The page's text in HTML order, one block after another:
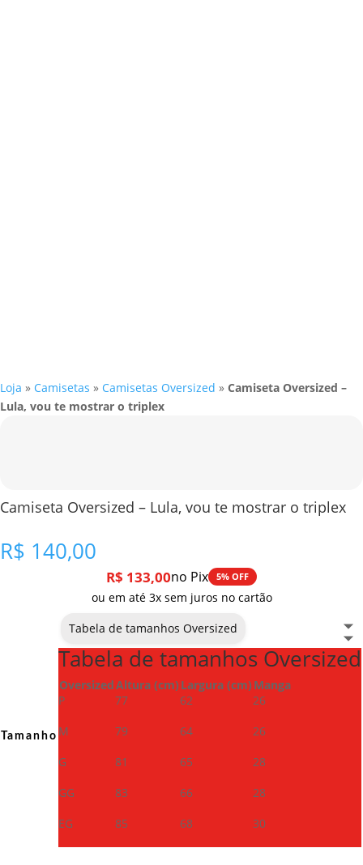
Loja » Camisetas » Camisetas Oversized » Camiseta Oversized –
Lula, vou te mostrar o triplex
Camiseta Oversized – Lula, vou te mostrar o triplex
R$ 140,00
R$ 133,00no Pix 5% OFF
ou em até 3x sem juros no cartão
Tamanho
Tabela de tamanhos Oversized
Tabela de tamanhos Oversized
OversizedAltura (cm) Largura (cm) Manga
P
77 62
26
M
79 64
26
G
81 65
28
GG
83 66
28
EG
85 68 30